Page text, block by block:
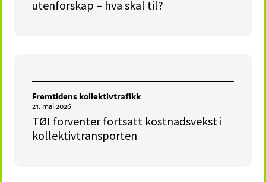
utenforskap – hva skal til?
Fremtidens kollektivtrafikk
21. mai 2026
TØI forventer fortsatt kostnadsvekst i
kollektivtransporten